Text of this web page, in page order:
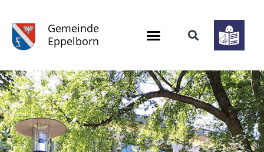
Gemeinde
Eppelborn